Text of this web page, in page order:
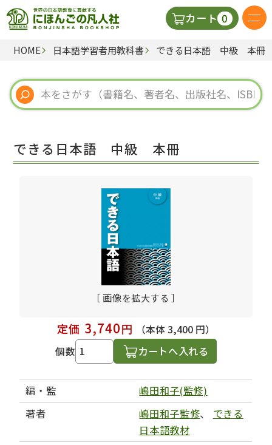
カート 0
日本語の教科書
視聴覚・補助教材
教師用参考書
HOME 日本語学習者用教科書 できる日本語 中級 本冊
できる日本語 中級 本冊
［ 画像を拡大する ］
定価 3,740円
（本体 3,400 円）
個数
カートへ入れる
編・監
嶋田和子(監修)
著者
嶋田和子監修、 できる
日本語教材